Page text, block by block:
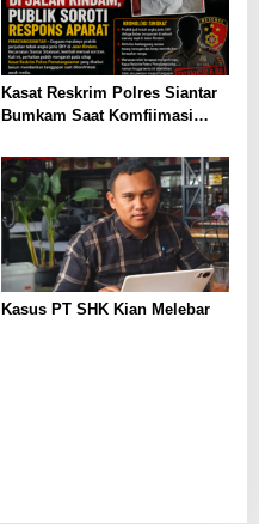
Kasat Reskrim Polres Siantar
Bumkam Saat Komfiimasi
Pematangsianțar di Jalan
Rindam
Kasus PT SHK Kian Melebar